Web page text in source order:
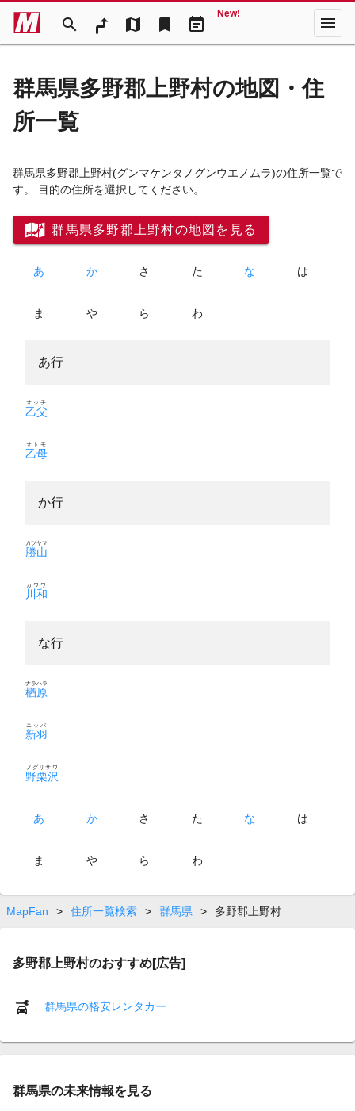
search map bookmark event_note
New! menu
群馬県多野郡上野村の地図・住
所一覧
群馬県多野郡上野村(グンマケンタノグンウエノムラ)の住所一覧で
す。 目的の住所を選択してください。
群馬県多野郡上野村の地図を見る
あ か さ た な は
ま や ら わ
あ行
乙父
オッチ
乙母
オトモ
か行
勝山
カツヤマ
川和
カワワ
な行
楢原
ナラハラ
新羽
ニッパ
野栗沢
ノグリサワ
あ か さ た な は
ま や ら わ
MapFan > 住所一覧検索 > 群馬県 > 多野郡上野村
多野郡上野村のおすすめ[広告]
群馬県の格安レンタカー
群馬県の未来情報を見る